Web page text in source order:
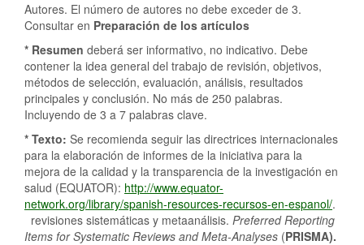
Autores. El número de autores no debe exceder de 3.
Consultar en Preparación de los artículos
* Resumen deberá ser informativo, no indicativo. Debe
contener la idea general del trabajo de revisión, objetivos,
métodos de selección, evaluación, análisis, resultados
principales y conclusión. No más de 250 palabras.
Incluyendo de 3 a 7 palabras clave.
* Texto: Se recomienda seguir las directrices internacionales
para la elaboración de informes de la iniciativa para la
mejora de la calidad y la transparencia de la investigación en
salud (EQUATOR): http://www.equator-
network.org/library/spanish-resources-recursos-en-espanol/.
revisiones sistemáticas y metaanálisis. Preferred Reporting
Items for Systematic Reviews and Meta-Analyses (PRISMA).